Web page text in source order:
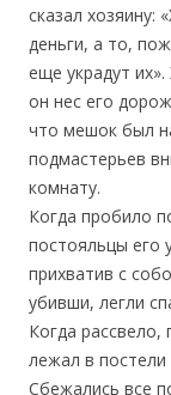
сказал хозяину:
деньги, а то,
еще украдут
он нес его
что мешок был
подмастерьев
комнату.
Когда пробило
постояльцы его
прихватив с
убивши, легли
Когда рассвело,
лежал в постели
Сбежались все